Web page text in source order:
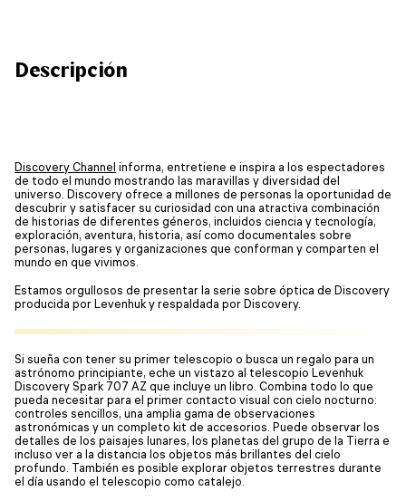
Descripción
Discovery Channel informa, entretiene e inspira a los espectadores
de todo el mundo mostrando las maravillas y diversidad del
universo. Discovery ofrece a millones de personas la oportunidad de
descubrir y satisfacer su curiosidad con una atractiva combinación
de historias de diferentes géneros, incluidos ciencia y tecnología,
exploración, aventura, historia, así como documentales sobre
personas, lugares y organizaciones que conforman y comparten el
mundo en que vivimos.
Estamos orgullosos de presentar la serie sobre óptica de Discovery
producida por Levenhuk y respaldada por Discovery.
Si sueña con tener su primer telescopio o busca un regalo para un
astrónomo principiante, eche un vistazo al telescopio Levenhuk
Discovery Spark 707 AZ que incluye un libro. Combina todo lo que
pueda necesitar para el primer contacto visual con cielo nocturno:
controles sencillos, una amplia gama de observaciones
astronómicas y un completo kit de accesorios. Puede observar los
detalles de los paisajes lunares, los planetas del grupo de la Tierra e
incluso ver a la distancia los objetos más brillantes del cielo
profundo. También es posible explorar objetos terrestres durante
el día usando el telescopio como catalejo.